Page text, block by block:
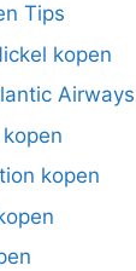
Tips
kopen
kopen